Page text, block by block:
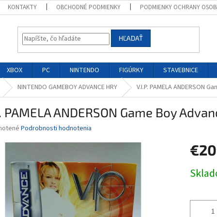
KONTAKTY OBCHODNÉ PODMIENKY PODMIENKY OCHRANY
HĽADAŤ
XBOX PC NINTENDO FIGÚRKY STAVEBNICE
NINTENDO GAMEBOY ADVANCE HRY V.I.P. PAMELA ANDERSON
PAMELA ANDERSON Game Boy
Podrobnosti hodnotenia
cena: